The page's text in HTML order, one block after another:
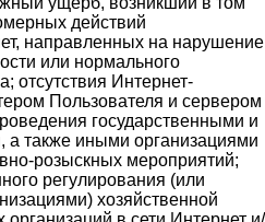
действий
направленных на нарушение
или нормального
отсутствия Интернет-
Пользователя и сервером
государственными и
также иными организациями
розыскных мероприятий;
регулирования (или
хозяйственной